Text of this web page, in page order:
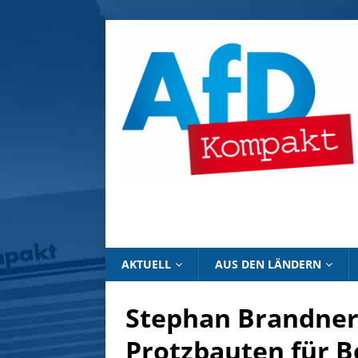
AKTUELL AUS DEN LÄNDERN
Stephan
Protzbauten für